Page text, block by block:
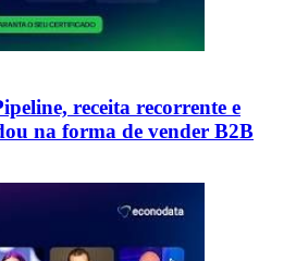
receita recorrente e
na forma de vender B2B